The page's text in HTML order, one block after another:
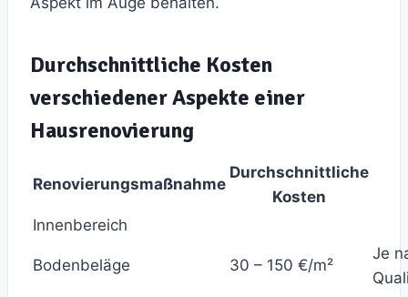
Durchschnittliche Kosten
verschiedener Aspekte einer
Hausrenovierung
Renovierungsmaßnahme
Durchschnittliche
Kosten
Innenbereich
Bodenbeläge 30 – 150 €/m²
Je